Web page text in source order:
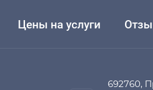
Цены на услуги
692760,